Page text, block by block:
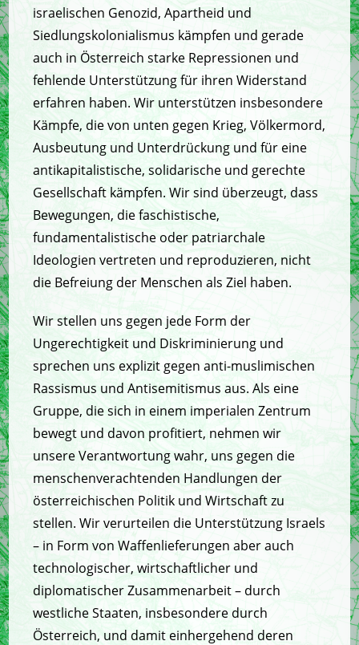
israelischen Genozid, Apartheid und
Siedlungskolonialismus kämpfen und gerade
auch in Österreich starke Repressionen und
fehlende Unterstützung für ihren Widerstand
erfahren haben. Wir unterstützen insbesondere
Kämpfe, die von unten gegen Krieg, Völkermord,
Ausbeutung und Unterdrückung und für eine
antikapitalistische, solidarische und gerechte
Gesellschaft kämpfen. Wir sind überzeugt, dass
Bewegungen, die faschistische,
fundamentalistische oder patriarchale
Ideologien vertreten und reproduzieren, nicht
die Befreiung der Menschen als Ziel haben.
Wir stellen uns gegen jede Form der
Ungerechtigkeit und Diskriminierung und
sprechen uns explizit gegen anti-muslimischen
Rassismus und Antisemitismus aus. Als eine
Gruppe, die sich in einem imperialen Zentrum
bewegt und davon profitiert, nehmen wir
unsere Verantwortung wahr, uns gegen die
menschenverachtenden Handlungen der
österreichischen Politik und Wirtschaft zu
stellen. Wir verurteilen die Unterstützung Israels
– in Form von Waffenlieferungen aber auch
technologischer, wirtschaftlicher und
diplomatischer Zusammenarbeit – durch
westliche Staaten, insbesondere durch
Österreich, und damit einhergehend deren